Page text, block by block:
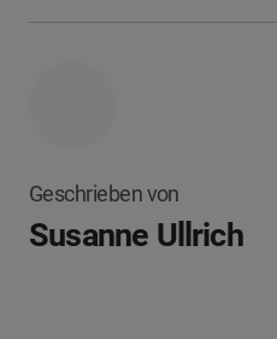
Geschrieben von
Susanne Ullrich